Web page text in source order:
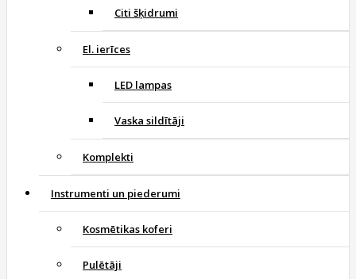
Citi šķidrumi
El. ierīces
LED lampas
Vaska sildītāji
Komplekti
Instrumenti un piederumi
Kosmētikas koferi
Pulētāji